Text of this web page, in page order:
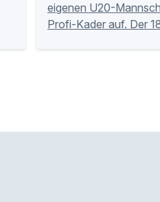
eigenen U20-
Profi-Kader auf. Der